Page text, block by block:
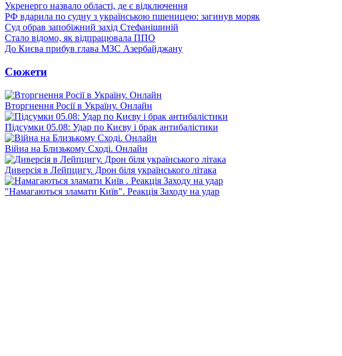
Укренерго назвало області, де є відключення
РФ вдарила по судну з українською пшеницею: загинув моряк
Суд обрав запобіжний захід Стефанішиній
Стало відомо, як відпрацювала ППО
До Києва прибув глава МЗС Азербайджану
Сюжети
Вторгнення Росії в Україну. Онлайн
Підсумки 05.08: Удар по Києву і брак антибалістики
Війна на Близькому Сході. Онлайн
Диверсія в Лейпцигу. Дрон біля українського літака
"Намагаються зламати Київ". Реакція Заходу на удар